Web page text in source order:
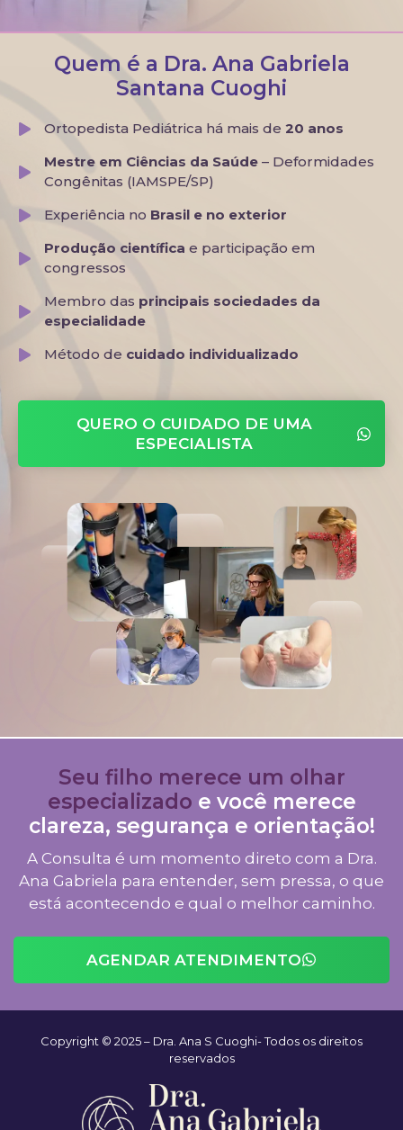
Quem é a Dra. Ana Gabriela
Santana Cuoghi
Ortopedista Pediátrica há mais de 20 anos
Mestre em Ciências da Saúde– Deformidades
Congênitas (IAMSPE/SP)
Experiência no Brasil e no exterior
Produção científica e participação em
congressos
Membro das principais sociedades da
especialidade
Método de cuidado individualizado
QUERO O CUIDADO DE UMA
ESPECIALISTA
Seu filho merece um olhar
especializado e você merece
clareza, segurança e orientação!
A Consulta é um momento direto com a Dra.
Ana Gabriela para entender, sem pressa, o que
está acontecendo e qual o melhor caminho.
AGENDAR ATENDIMENTO
Copyright © 2025 – Dra. Ana S Cuoghi- Todos os direitos
reservados